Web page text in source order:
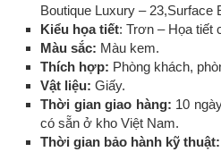
Boutique Luxury – 23,Surface
Kiểu họa tiết: Trơn – Họa tiết
Màu sắc: Màu kem.
Thích hợp: Phòng khách,
Vật liệu: Giấy.
Thời gian giao hàng: 10
có sẵn ở kho Việt Nam.
Thời gian bảo hành kỹ thuật: